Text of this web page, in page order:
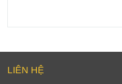
LIÊN HỆ